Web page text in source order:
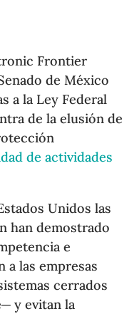
Frontier
de México
a la Ley Federal
de la elusión de
de actividades
Unidos las
han demostrado
e
a las empresas
cerrados
y evitan la